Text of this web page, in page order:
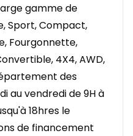
gamme de
Sport, Compact,
Fourgonnette,
4X4, AWD,
des
au vendredi de 9H à
18hres le
de financement